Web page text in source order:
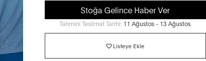
Stoğa Gelince Haber Ver
Tahmini Teslimat Tarihi: 11 Ağustos - 13 Ağustos
Listeye Ekle